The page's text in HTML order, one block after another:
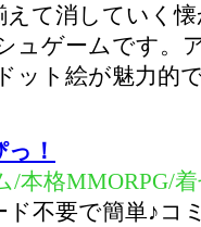
えて消していく
ュゲームです。
ット絵が魅力的
！
/本格MMORPG/
ド不要で簡単♪コ